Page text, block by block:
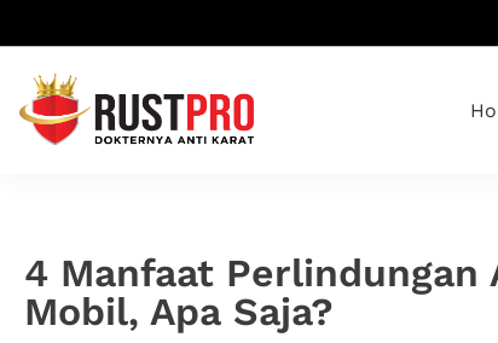
4 Manfaat
Mobil, Apa Saja?